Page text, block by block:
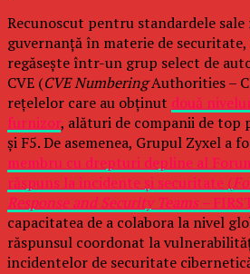
Recunoscut pentru standardele sale
guvernanță în materie de
regăsește într-un grup select de
CVE (CVE NumberingAuthorities –
rețelelor care au obținut două
furnizor, alături de companii de top
și F5. De asemenea, Grupul Zyxel a
membru cu drepturi depline al
răspuns la incidente și securitate (
Response and Security Teams –
capacitatea de a colabora la nivel
răspunsul coordonat la
incidentelor de securitate